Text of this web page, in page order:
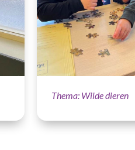
Thema: Wilde dieren